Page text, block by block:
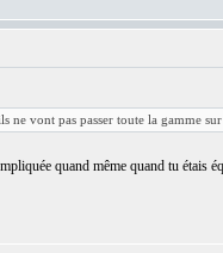
ne vont pas passer toute la gamme
quand même quand tu étais